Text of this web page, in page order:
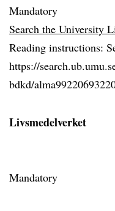
Mandatory
Search the University
Reading instructions:
https://
bdkd/
Livsmedelverket
Mandatory